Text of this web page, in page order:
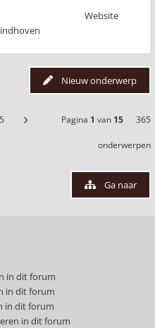
Website
Nieuw onderwerp
Pagina 1 van 15 365
onderwerpen
Ga naar
in dit forum
in dit forum
in dit forum
in dit forum